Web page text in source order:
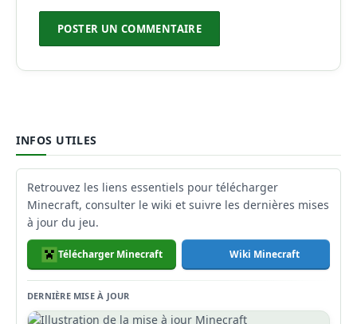
INFOS UTILES
Retrouvez les liens essentiels pour télécharger
Minecraft, consulter le wiki et suivre les dernières mises
à jour du jeu.
Télécharger Minecraft Wiki Minecraft
DERNIÈRE MISE À JOUR